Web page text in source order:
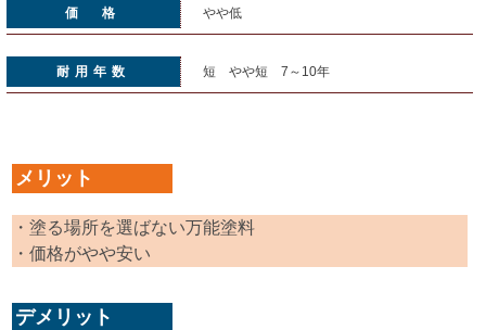
価 格 やや低
耐用年数 短 やや短 7～10年
メリット
・塗る場所を選ばない万能塗料
・価格がやや安い
デメリット